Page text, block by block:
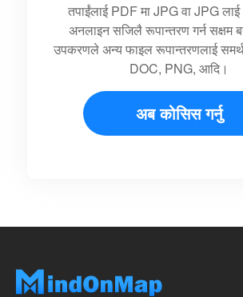
तपाईंलाई PDF मा JPG वा JPG
अनलाइन सजिलै रूपान्तरण गर्न सक्षम
उपकरणले अन्य फाइल रूपान्तरणलाई
DOC, PNG, आदि।
अब कोसिस गर्नु